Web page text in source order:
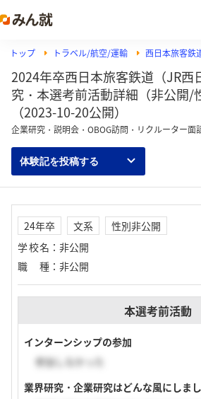
トップ トラベル/航空/運輸 西日本旅客鉄
2024年卒西日本旅客鉄道（JR西
究・本選考前活動詳細（非公開/
（2023-10-20公開）
企業研究・説明会・OBOG訪問・リクルーター面
体験記を投稿する
24年卒 文系
性別非公開
学校名 ： 非公開
職種 ： 非公開
本選考前活動
インターンシップの参加
参加しなかった
業界研究・企業研究はどんな風にしま